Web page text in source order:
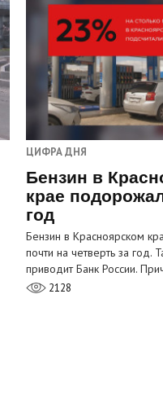
ЦИФРА ДНЯ
Бензин в
крае
год
Бензин в Красноярском
почти на четверть за год.
приводит Банк России.
2128